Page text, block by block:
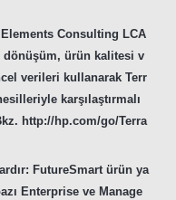
Elements Consulting LCA
dönüşüm, ürün kalitesi v
verileri kullanarak Terr
karşılaştırmalı
http://hp.com/go/Terra
FutureSmart ürün ya
Enterprise ve Manage